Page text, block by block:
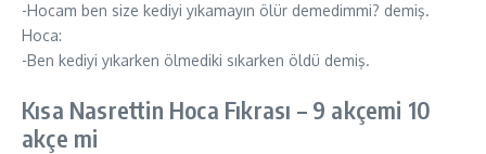
-Hocam ben size kediyi yıkamayın ölür demedimmi? demiş.
Hoca:
-Ben kediyi yıkarken ölmediki sıkarken öldü demiş.
Kısa Nasrettin Hoca Fıkrası – 9 akçemi 10
akçe mi